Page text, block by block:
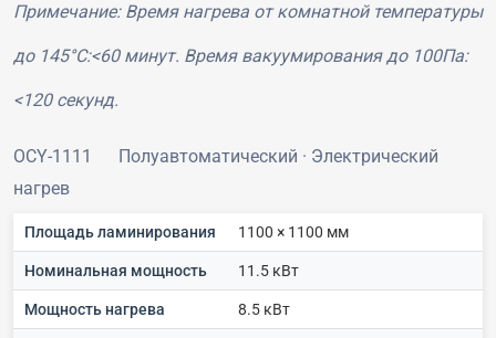
Примечание: Время нагрева от комнатной температуры
до 145°C:<60 минут. Время вакуумирования до 100Па:
<120 секунд.
OCY-1111
Полуавтоматический · Электрический
нагрев
Площадь ламинирования 1100 × 1100 мм
Номинальная мощность 11.5 кВт
Мощность нагрева 8.5 кВт